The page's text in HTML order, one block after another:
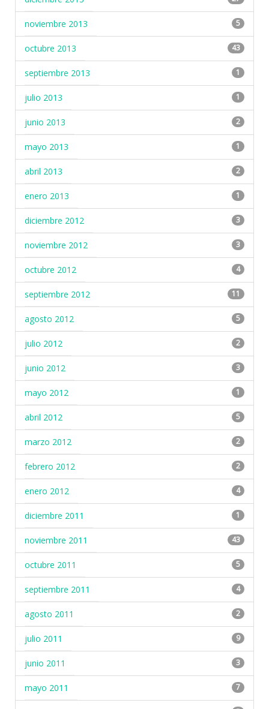
noviembre 2013 5
octubre 2013 43
septiembre 2013 1
julio 2013 1
junio 2013 2
mayo 2013 1
abril 2013 2
enero 2013 1
diciembre 2012 3
noviembre 2012 3
octubre 2012 4
septiembre 2012 11
agosto 2012 5
julio 2012 2
junio 2012 3
mayo 2012 1
abril 2012 5
marzo 2012 2
febrero 2012 2
enero 2012 4
diciembre 2011 1
noviembre 2011 43
octubre 2011 5
septiembre 2011 4
agosto 2011 2
julio 2011 9
junio 2011 3
mayo 2011 7